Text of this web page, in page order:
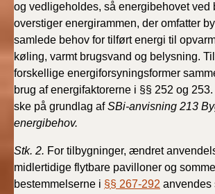
BR18 (29/6 - 31/12
2021)
BR18 (1/1-29/6
2021)
BR18 (1/7-31/12
2020)
BR18 (10/3-30/6
2020)
og vedligeholdes, så energibehovet ved
overstiger energirammen, der omfatter
samlede behov for tilført energi til
køling, varmt brugsvand og belysning.
forskellige energiforsyningsformer
brug af energifaktorerne i §§ 252 og
ske på grundlag afSBi-anvisning 213
energibehov.
Stk. 2. For tilbygninger, ændret
midlertidige flytbare pavilloner og
bestemmelserne i §§ 267-292 anvendes